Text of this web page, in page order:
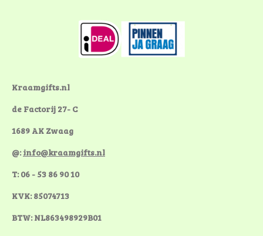
c
e
b
o
n
t
e
r
s
t
a
g
Kraamgifts.nl
de Factorij 27- C
1689 AK Zwaag
@:info@kraamgifts.nl
T: 06 - 53 86 90 10
KVK: 85074713
BTW: NL863498929B01